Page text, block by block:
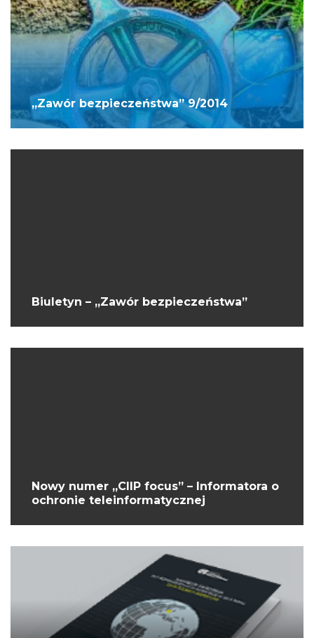
„Zawór bezpieczeństwa” 9/2014
Biuletyn – „Zawór bezpieczeństwa”
Nowy numer „CIIP focus” – Informatora o
ochronie teleinformatycznej